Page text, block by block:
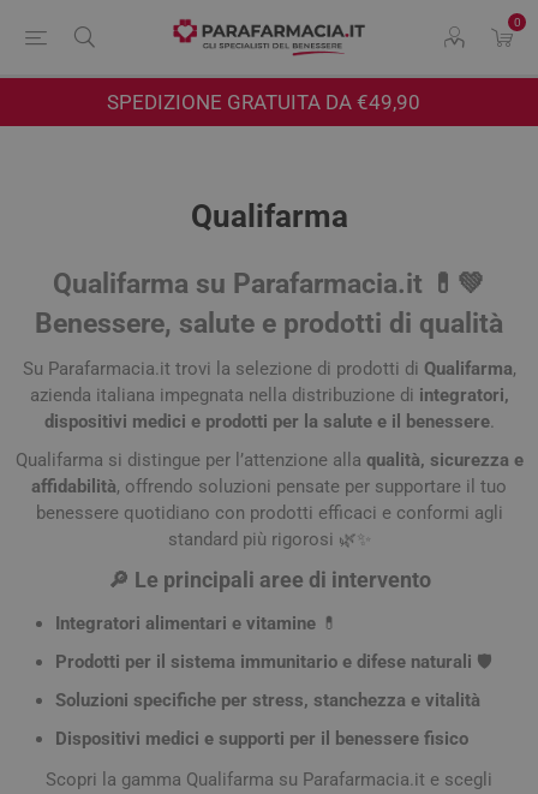
0
SPEDIZIONE GRATUITA DA €49,90
Qualifarma
Qualifarma su Parafarmacia.it 💊💚
Benessere, salute e prodotti di qualità
Su Parafarmacia.it trovi la selezione di prodotti di Qualifarma,
azienda italiana impegnata nella distribuzione di integratori,
dispositivi medici e prodotti per la salute e il benessere.
Qualifarma si distingue per l’attenzione alla qualità, sicurezza e
affidabilità, offrendo soluzioni pensate per supportare il tuo
benessere quotidiano con prodotti efficaci e conformi agli
standard più rigorosi 🌿✨
🔎 Le principali aree di intervento
Integratori alimentari e vitamine 💊
Prodotti per il sistema immunitario e difese naturali 🛡️
Soluzioni specifiche per stress, stanchezza e vitalità
Dispositivi medici e supporti per il benessere fisico
Scopri la gamma Qualifarma su Parafarmacia.it e scegli